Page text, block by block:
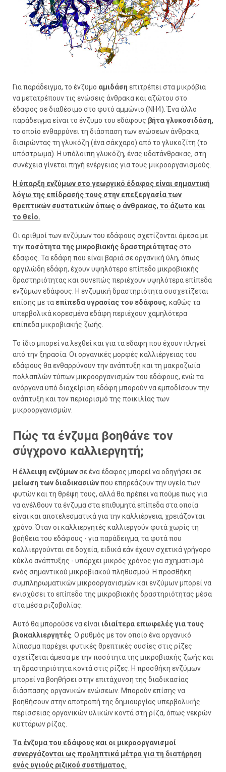
Για παράδειγμα, το ένζυμο αμιδάση επιτρέπει στα μικρόβια
να μετατρέπουν τις ενώσεις άνθρακα και αζώτου στο
έδαφος σε διαθέσιμο στο φυτό αμμώνιο (NH4). Ένα άλλο
παράδειγμα είναι το ένζυμο του εδάφους βήτα γλυκοσιδάση,
το οποίο ενθαρρύνει τη διάσπαση των ενώσεων άνθρακα,
διαιρώντας τη γλυκόζη (ένα σάκχαρο) από το γλυκοζίτη (το
υπόστρωμα). Η υπόλοιπη γλυκόζη, ένας υδατάνθρακας, στη
συνέχεια γίνεται πηγή ενέργειας για τους μικροοργανισμούς.
Η ύπαρξη ενζύμων στο γεωργικό έδαφος είναι σημαντική
λόγω της επίδρασής τους στην επεξεργασία των
θρεπτικών συστατικών όπως ο άνθρακας, το άζωτο και
το θείο.
Οι αριθμοί των ενζύμων του εδάφους σχετίζονται άμεσα με
τηνποσότητα της μικροβιακής δραστηριότηταςστο
έδαφος. Τα εδάφη που είναι βαριά σε οργανική ύλη, όπως
αργιλώδη εδάφη, έχουν υψηλότερο επίπεδο μικροβιακής
δραστηριότητας και συνεπώς περιέχουν υψηλότερα επίπεδα
ενζύμων εδάφους. Η ενζυμική δραστηριότητα συσχετίζεται
επίσης με τα επίπεδα υγρασίας του εδάφους, καθώς τα
υπερβολικά κορεσμένα εδάφη περιέχουν χαμηλότερα
επίπεδα μικροβιακής ζωής.
Το ίδιο μπορεί να λεχθεί και για τα εδάφη που έχουν πληγεί
από την ξηρασία. Οι οργανικές μορφές καλλιέργειας του
εδάφους θα ενθαρρύνουν την ανάπτυξη και τη μακροζωία
πολλαπλών τύπων μικροοργανισμών του εδάφους, ενώ τα
ανόργανα υπό διαχείριση εδάφη μπορούν να εμποδίσουν την
ανάπτυξη και τον περιορισμό της ποικιλίας των
μικροοργανισμών.
Πώς τα ένζυμα βοηθάνε τον
σύγχρονο καλλιεργητή;
Η έλλειψη ενζύμωνσε ένα έδαφος μπορεί να οδηγήσει σε
μείωση των διαδικασιώνπου επηρεάζουν την υγεία των
φυτών και τη θρέψη τους, αλλά θα πρέπει να πούμε πως για
να ανέλθουν τα ένζυμα στα επιθυμητά επίπεδα στα οποία
είναι και αποτελεσματικά για την καλλιέργεια, χρειάζονται
χρόνο. Όταν οι καλλιεργητές καλλιεργούν φυτά χωρίς τη
βοήθεια του εδάφους - για παράδειγμα, τα φυτά που
καλλιεργούνται σε δοχεία, ειδικά εάν έχουν σχετικά γρήγορο
κύκλο ανάπτυξης - υπάρχει μικρός χρόνος για σχηματισμό
ενός σημαντικού μικροβιακού πληθυσμού. Η προσθήκη
συμπληρωματικών μικροοργανισμών και ενζύμων μπορεί να
ενισχύσει το επίπεδο της μικροβιακής δραστηριότητας μέσα
στα μέσα ριζοβολίας.
Αυτό θα μπορούσε να είναι ιδιαίτερα επωφελές για τους
βιοκαλλιεργητές . Ο ρυθμός με τον οποίο ένα οργανικό
λίπασμα παρέχει φυτικές θρεπτικές ουσίες στις ρίζες
σχετίζεται άμεσα με την ποσότητα της μικροβιακής ζωής και
τη δραστηριότητα κοντά στις ρίζες. Η προσθήκη ενζύμων
μπορεί να βοηθήσει στην επιτάχυνση της διαδικασίας
διάσπασης οργανικών ενώσεων. Μπορούν επίσης να
βοηθήσουν στην αποτροπή της δημιουργίας υπερβολικής
περίσσειας οργανικών υλικών κοντά στη ρίζα, όπως νεκρών
κυττάρων ρίζας.
Τα ένζυμα του εδάφους και οι μικροοργανισμοί
συνεργάζονται ως προληπτικά μέτρα για τη διατήρηση
ενός υγιούς ριζικού συστήματος.